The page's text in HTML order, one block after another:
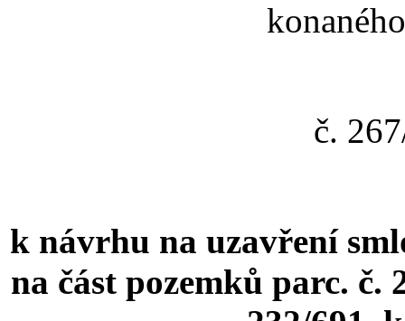
č.
k návrhu na uzavření
na část pozemků parc. č.